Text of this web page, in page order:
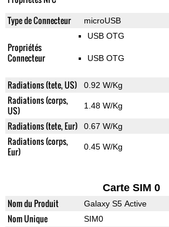
Type de Connecteur microUSB
Propriétés
Connecteur
USB OTG
USB OTG
Radiations (tete, US) 0.92 W/Kg
Radiations (corps,
US)
1.48 W/Kg
Radiations (tete, Eur) 0.67 W/Kg
Radiations (corps,
Eur)
0.45 W/Kg
Carte SIM 0
Nom du Produit Galaxy S5 Active
Nom Unique SIM0